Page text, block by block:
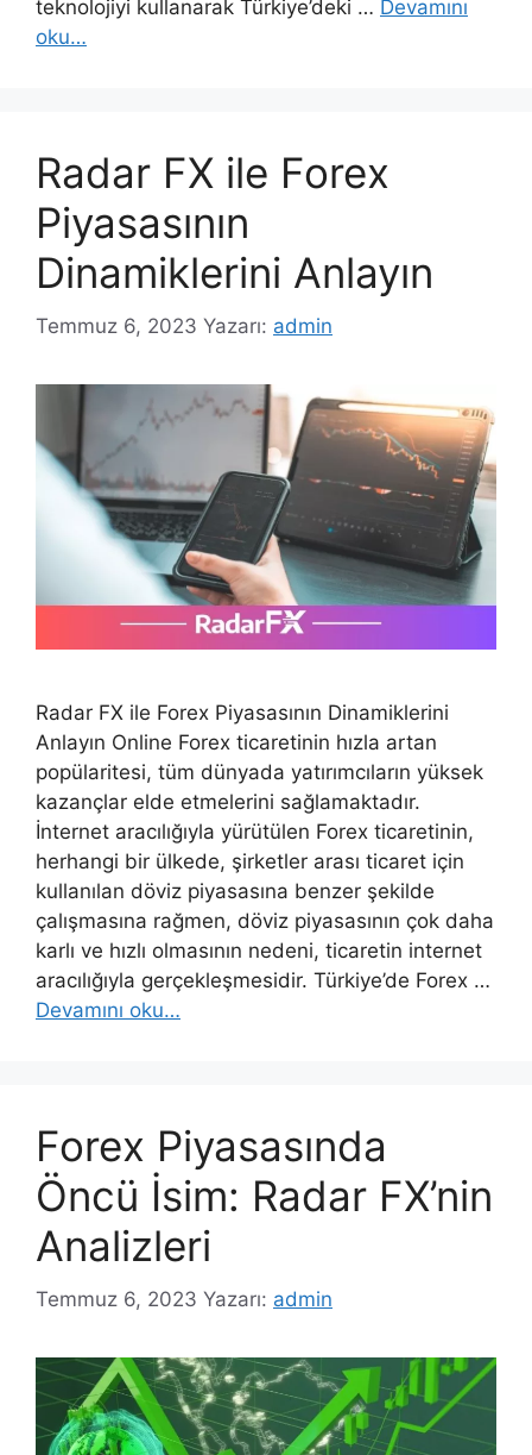
teknolojiyi kullanarak Türkiye’deki … Devamını
oku…
Radar FX ile Forex
Piyasasının
Dinamiklerini Anlayın
Temmuz 6, 2023 Yazarı: admin
Radar FX ile Forex Piyasasının Dinamiklerini
Anlayın Online Forex ticaretinin hızla artan
popülaritesi, tüm dünyada yatırımcıların yüksek
kazançlar elde etmelerini sağlamaktadır.
İnternet aracılığıyla yürütülen Forex ticaretinin,
herhangi bir ülkede, şirketler arası ticaret için
kullanılan döviz piyasasına benzer şekilde
çalışmasına rağmen, döviz piyasasının çok daha
karlı ve hızlı olmasının nedeni, ticaretin internet
aracılığıyla gerçekleşmesidir. Türkiye’de Forex …
Devamını oku…
Forex Piyasasında
Öncü İsim: Radar FX’nin
Analizleri
Temmuz 6, 2023 Yazarı: admin